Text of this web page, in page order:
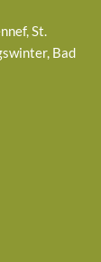
St.
Bad